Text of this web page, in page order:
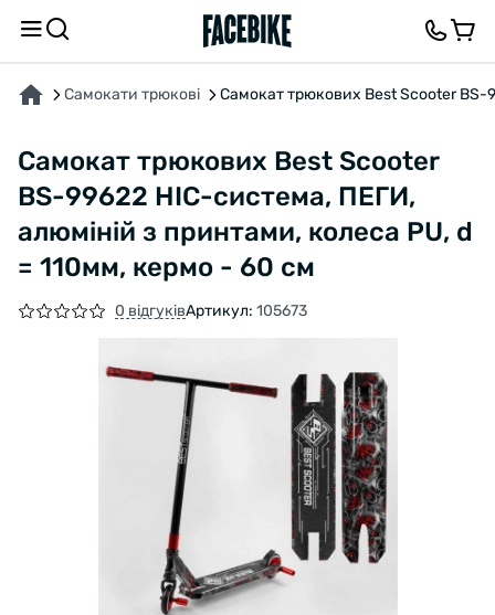
Самокати трюкові Самокат трюкових Best Scooter BS-
Самокат трюкових Best Scooter
BS-99622 HIC-система, ПЕГИ,
алюміній з принтами, колеса PU, d
= 110мм, кермо - 60 см
0 відгуківАртикул: 105673
ПРО ТОВАР ХАРАКТЕРИСТИКИВІДГУКИ ТА ЗАПИТАННЯ